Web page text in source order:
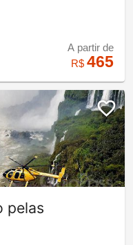
A partir de
R$ 465
pelas